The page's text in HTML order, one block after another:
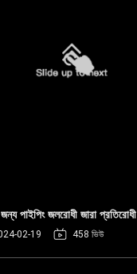
পাইপিং জলরোধী জারা প্রতিরোধী
02-19 458 ভিউ